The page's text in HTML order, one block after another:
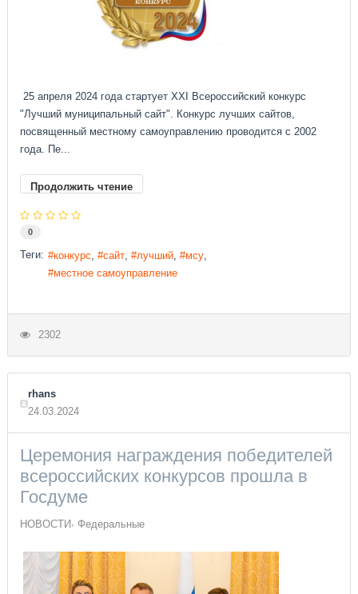
25 апреля 2024 года стартует XXI Всероссийский конкурс
"Лучший муниципальный сайт". Конкурс лучших сайтов,
посвященный местному самоуправлению проводится с 2002
года. Пе...
Продолжить чтение
0
Теги: конкурс сайт лучший
мсу
местное самоуправление
2302
rhans
24.03.2024
Церемония награждения победителей
всероссийских конкурсов прошла в
Госдуме
НОВОСТИ Федеральные